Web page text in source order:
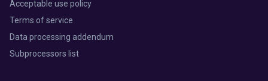
Acceptable use policy
Terms of service
Data processing addendum
Subprocessors list